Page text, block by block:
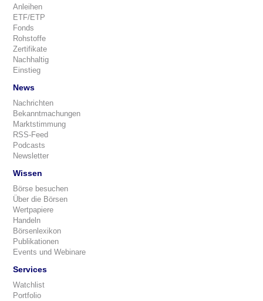
Anleihen
ETF/ETP
Fonds
Rohstoffe
Zertifikate
Nachhaltig
Einstieg
News
Nachrichten
Bekanntmachungen
Marktstimmung
RSS-Feed
Podcasts
Newsletter
Wissen
Börse besuchen
Über die Börsen
Wertpapiere
Handeln
Börsenlexikon
Publikationen
Events und Webinare
Services
Watchlist
Portfolio